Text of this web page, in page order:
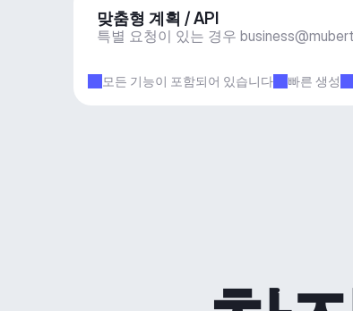
맞춤형 계획 / API
특별 요청이 있는 경우
모든 기능이 포함되어 있습니다 빠른 생성